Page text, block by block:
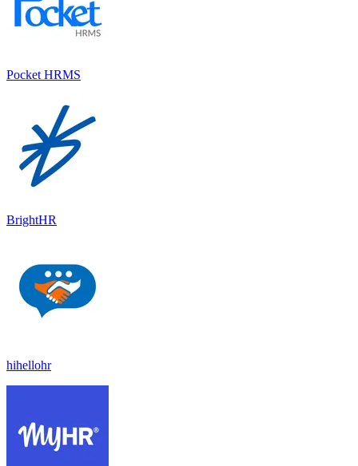
Pocket HRMS
BrightHR
hihellohr